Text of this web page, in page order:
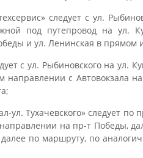
следует с ул.
под путепровод на ул.
и ул. Ленинская в прямом
с ул. Рыбиновского на
с Автовокзала
ул. Тухачевского» следует по
на пр-т Победы,
по маршруту, по